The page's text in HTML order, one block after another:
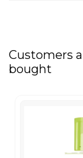
Customers
bought